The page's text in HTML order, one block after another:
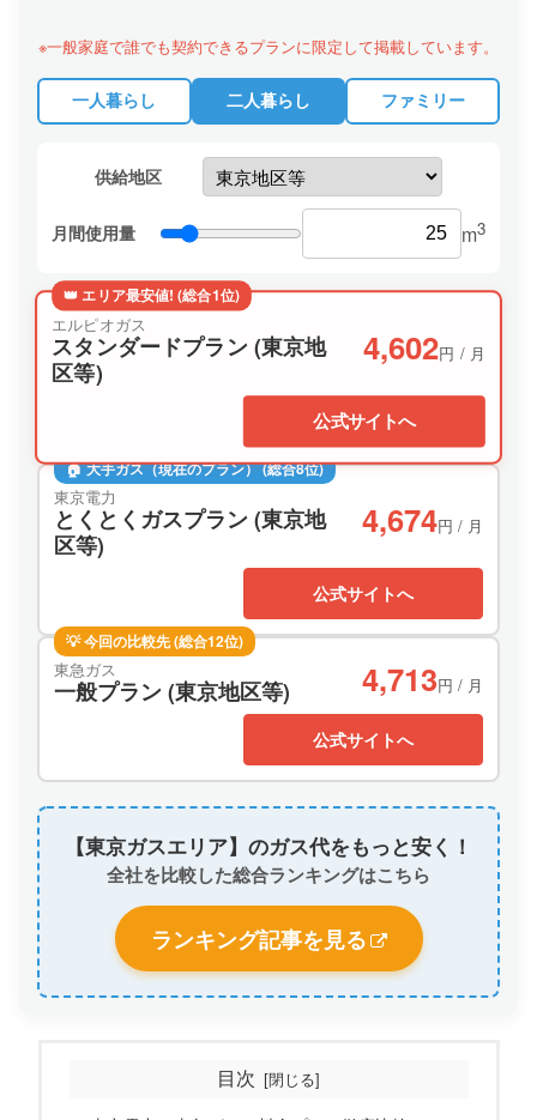
※一般家庭で誰でも契約できるプランに限定して掲載しています。
一人暮らし 二人暮らし ファミリー
供給地区
月間使用量 m3
👑 エリア最安値! (総合1位)
エルピオガス
スタンダードプラン (東京地
区等)
4,602円 / 月
公式サイトへ
🏠 大手ガス（現在のプラン） (総合8位)
東京電力
とくとくガスプラン (東京地
区等)
4,674円 / 月
公式サイトへ
💡 今回の比較先 (総合12位)
東急ガス
一般プラン (東京地区等) 4,713円 / 月
公式サイトへ
【東京ガスエリア】のガス代をもっと安く！
全社を比較した総合ランキングはこちら
ランキング記事を見る
目次